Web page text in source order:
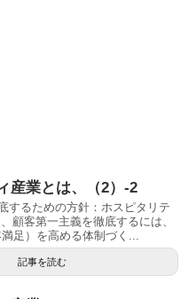
産業とは、（2）-2
するための方針：ホスピタリテ
顧客第一主義を徹底するには、
足）を高める体制づく...
記事を読む